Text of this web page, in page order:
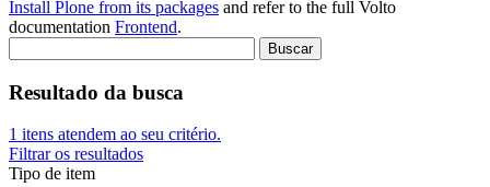
Install Plone from its packages and refer to the full Volto
documentation Frontend.
Resultado da busca
1 itens atendem ao seu critério.
Filtrar os resultados
Tipo de item